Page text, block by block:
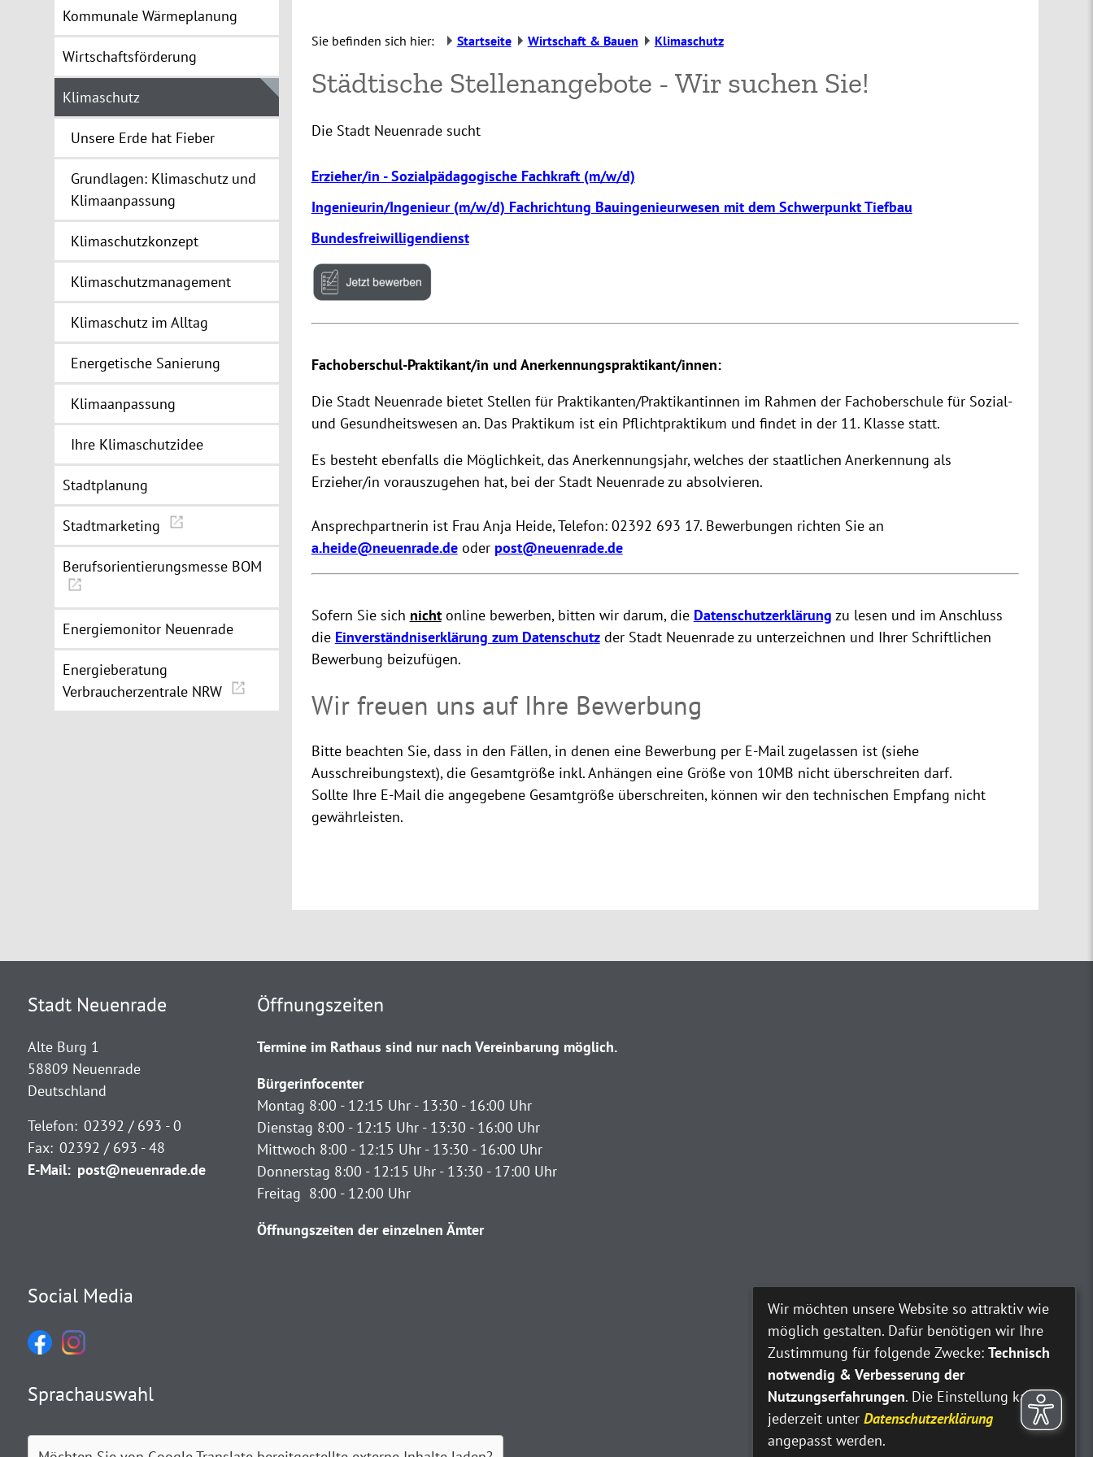
Kommunale Wärmeplanung
Wirtschaftsförderung
Klimaschutz
Unsere Erde hat Fieber
Grundlagen: Klimaschutz und
Klimaanpassung
Klimaschutzkonzept
Klimaschutzmanagement
Klimaschutz im Alltag
Energetische Sanierung
Klimaanpassung
Ihre Klimaschutzidee
Stadtplanung
Stadtmarketing
Berufsorientierungsmesse BOM
Energiemonitor Neuenrade
Energieberatung
Verbraucherzentrale NRW
Sie befinden sich hier: Startseite Wirtschaft & Bauen Klimaschutz
Städtische Stellenangebote - Wir suchen Sie!
Die Stadt Neuenrade sucht
Erzieher/in - Sozialpädagogische Fachkraft (m/w/d)
Ingenieurin/Ingenieur (m/w/d) Fachrichtung Bauingenieurwesen mit dem Schwerpunkt Tiefbau
Bundesfreiwilligendienst
Fachoberschul-Praktikant/in und Anerkennungspraktikant/innen:
Die Stadt Neuenrade bietet Stellen für Praktikanten/Praktikantinnen im Rahmen der Fachoberschule für Sozial-
und Gesundheitswesen an. Das Praktikum ist ein Pflichtpraktikum und findet in der 11. Klasse statt.
Es besteht ebenfalls die Möglichkeit, das Anerkennungsjahr, welches der staatlichen Anerkennung als
Erzieher/in vorauszugehen hat, bei der Stadt Neuenrade zu absolvieren.
Ansprechpartnerin ist Frau Anja Heide, Telefon: 02392 693 17. Bewerbungen richten Sie an
a.heide@neuenrade.deoder post@neuenrade.de
Sofern Sie sich nicht online bewerben, bitten wir darum, die Datenschutzerklärung zu lesen und im Anschluss
die Einverständniserklärung zum Datenschutzder Stadt Neuenrade zu unterzeichnen und Ihrer Schriftlichen
Bewerbung beizufügen.
Wir freuen uns auf Ihre Bewerbung
Bitte beachten Sie, dass in den Fällen, in denen eine Bewerbung per E-Mail zugelassen ist (siehe
Ausschreibungstext), die Gesamtgröße inkl. Anhängen eine Größe von 10MB nicht überschreiten darf.
Sollte Ihre E-Mail die angegebene Gesamtgröße überschreiten, können wir den technischen Empfang nicht
gewährleisten.
Stadt Neuenrade
Alte Burg 1
58809 Neuenrade
Deutschland
Telefon: 02392 / 693 - 0
Fax: 02392 / 693 - 48
E-Mail: post@neuenrade.de
Öffnungszeiten
Termine im Rathaus sind nur nach Vereinbarung möglich.
Bürgerinfocenter
Montag 8:00 - 12:15 Uhr - 13:30 - 16:00 Uhr
Dienstag 8:00 - 12:15 Uhr - 13:30 - 16:00 Uhr
Mittwoch 8:00 - 12:15 Uhr - 13:30 - 16:00 Uhr
Donnerstag 8:00 - 12:15 Uhr - 13:30 - 17:00 Uhr
Freitag 8:00 - 12:00 Uhr
Öffnungszeiten der einzelnen Ämter
Social Media
Sprachauswahl
Wir möchten unsere Website so attraktiv wie
möglich gestalten. Dafür benötigen wir Ihre
Zustimmung für folgende Zwecke: Technisch
notwendig & Verbesserung der
Nutzungserfahrungen. Die Einstellung kann
jederzeit unter Datenschutzerklärung
angepasst werden.